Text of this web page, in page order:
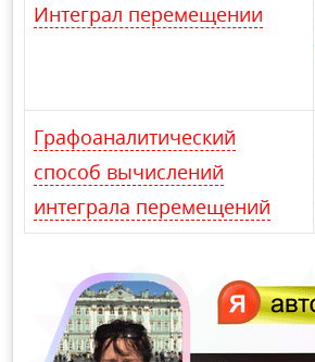
Интеграл перемещении
Графоаналитический
способ вычислений
интеграла перемещений